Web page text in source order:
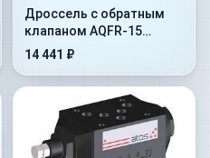
Дроссель с обратным
клапаном AQFR-15
(регулятор расхода
14 441 ₽